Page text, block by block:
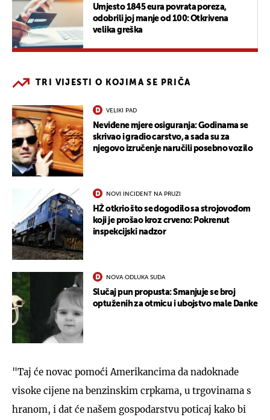
Umjesto 1845 eura povrata poreza,
odobrili joj manje od 100: Otkrivena
velika greška
TRI VIJESTI O KOJIMA SE PRIČA
VELIKI PAD
Neviđene mjere osiguranja: Godinama se
skrivao i gradio carstvo, a sada su za
njegovo izručenje naručili posebno vozilo
NOVI INCIDENT NA PRUZI
HŽ otkrio što se dogodilo sa strojovođom
koji je prošao kroz crveno: Pokrenut
inspekcijski nadzor
NOVA ODLUKA SUDA
Slučaj pun propusta: Smanjuje se broj
optuženih za otmicu i ubojstvo male Danke
"Taj će novac pomoći Amerikancima da nadoknade
visoke cijene na benzinskim crpkama, u trgovinama s
hranom, i dat će našem gospodarstvu poticaj kako bi